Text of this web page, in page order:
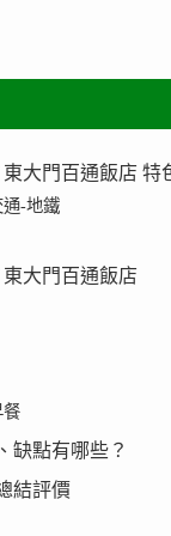
大門百通飯店 特
通-地鐵
大門百通飯店
餐
缺點有哪些？
結評價